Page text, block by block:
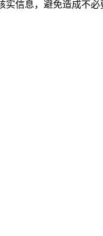
信息，避免造成不